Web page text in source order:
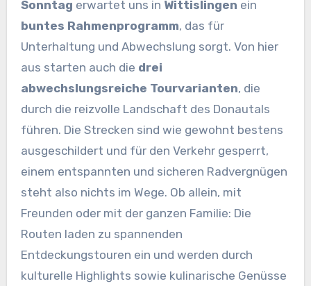
Sonntag erwartet uns in Wittislingen ein
buntes Rahmenprogramm, das für
Unterhaltung und Abwechslung sorgt. Von hier
aus starten auch die drei
abwechslungsreiche Tourvarianten, die
durch die reizvolle Landschaft des Donautals
führen. Die Strecken sind wie gewohnt bestens
ausgeschildert und für den Verkehr gesperrt,
einem entspannten und sicheren Radvergnügen
steht also nichts im Wege. Ob allein, mit
Freunden oder mit der ganzen Familie: Die
Routen laden zu spannenden
Entdeckungstouren ein und werden durch
kulturelle Highlights sowie kulinarische Genüsse